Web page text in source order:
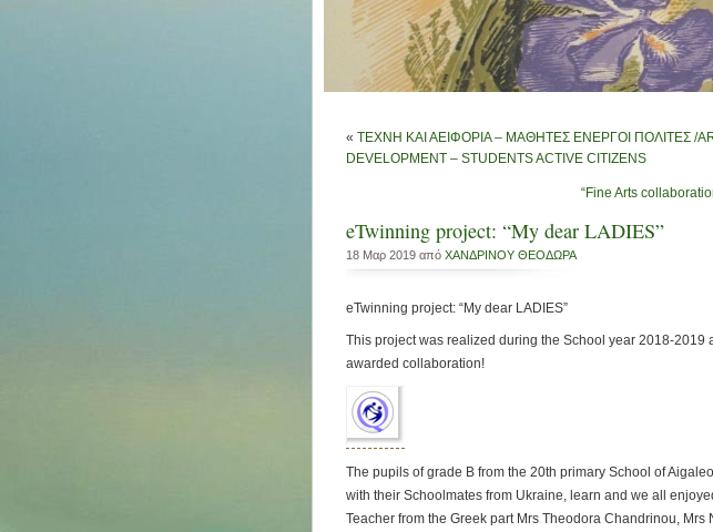
« ΤΕΧΝΗ ΚΑΙ ΑΕΙΦΟΡΙΑ – ΜΑΘΗΤΕΣ ΕΝΕΡΓΟΙ ΠΟΛΙΤΕΣ /
DEVELOPMENT – STUDENTS ACTIVE CITIZENS
“Fine Arts
eTwinning project: “My dear LADIES”
18 Μαρ 2019 από ΧΑΝΔΡΙΝΟΥ ΘΕΟΔΩΡΑ
eTwinning project: “My dear LADIES”
This project was realized during the School year 2018-2019
awarded collaboration!
The pupils of grade B from the 20th primary School of
with their Schoolmates from Ukraine, learn and we all
Teacher from the Greek part Mrs Theodora Chandrinou,